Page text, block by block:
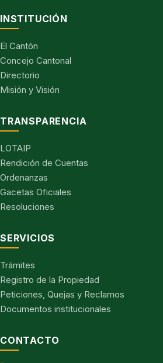
INSTITUCIÓN
El Cantón
Concejo Cantonal
Directorio
Misión y Visión
TRANSPARENCIA
LOTAIP
Rendición de Cuentas
Ordenanzas
Gacetas Oficiales
Resoluciones
SERVICIOS
Trámites
Registro de la Propiedad
Peticiones, Quejas y Reclamos
Documentos institucionales
CONTACTO